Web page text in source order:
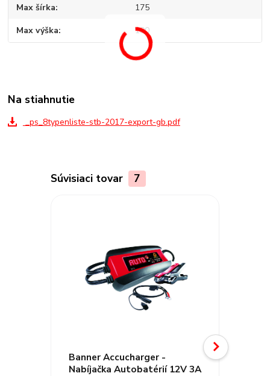
Max šírka 175
Max výška 190
Na stiahnutie
_ps_8typenliste-stb-2017-export-gb.pdf
Súvisiaci tovar 7
Banner Accucharger -
Nabíjačka Autobatérií 12V 3A